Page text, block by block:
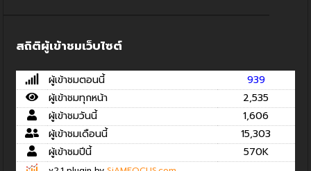
สถิติผู้เข้าชมเว็บไซต์
ผู้เข้าชมตอนนี้
939
ผู้เข้าชมทุกหน้า
2,535
ผู้เข้าชมวันนี้
1,606
ผู้เข้าชมเดือนนี้
15,303
ผู้เข้าชมปีนี้
570K